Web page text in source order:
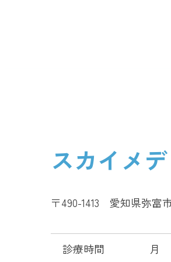
スカイメ
〒490-1413 愛知県弥富
診療時間 月